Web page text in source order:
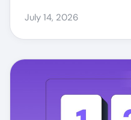
July 14, 2026